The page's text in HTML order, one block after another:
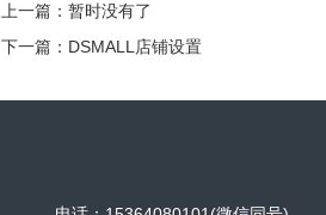
上一篇：暂时没有了
下一篇： DSMALL店铺设置